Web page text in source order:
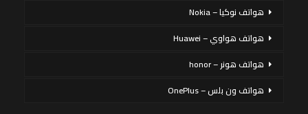
هواتف نوكيا – Nokia
هواتف هواوي – Huawei
هواتف هونر – honor
هواتف ون بلس – OnePlus